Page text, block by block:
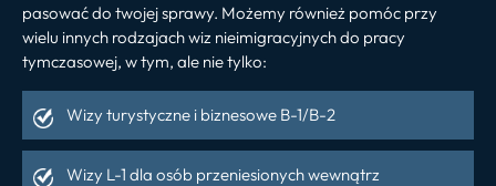
pasować do twojej sprawy. Możemy również pomóc przy
wielu innych rodzajach wiz nieimigracyjnych do pracy
tymczasowej, w tym, ale nie tylko:
Wizy turystyczne i biznesowe B-1/B-2
Wizy L-1 dla osób przeniesionych wewnątrz